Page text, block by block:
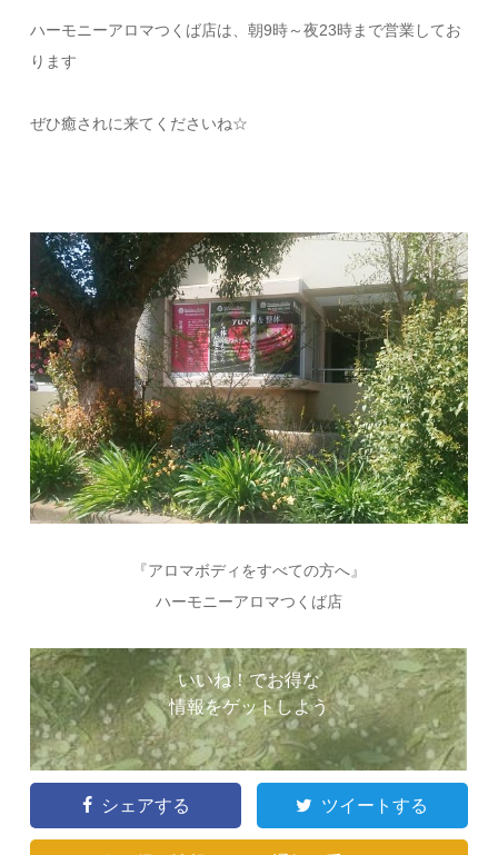
ハーモニーアロマつくば店は、朝9時～夜23時まで営業してお
ります
ぜひ癒されに来てくださいね☆
『アロマボディをすべての方へ』
ハーモニーアロマつくば店
いいね！でお得な
情報をゲットしよう
シェアする ツイートする